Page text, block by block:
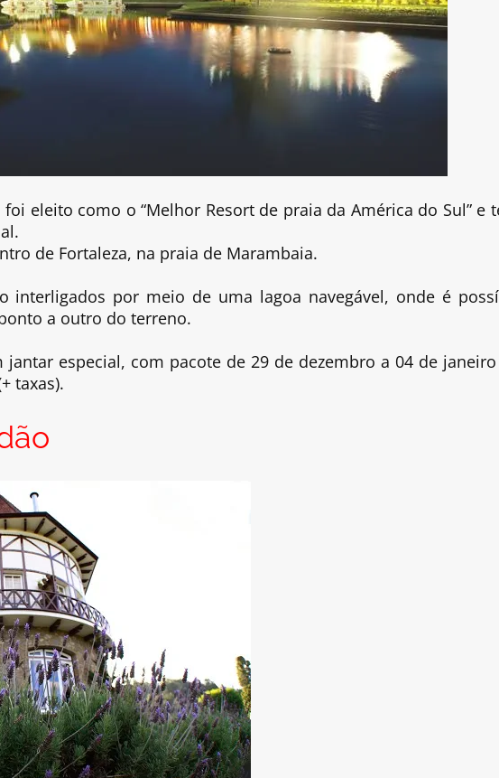
eleito como o “Melhor Resort de praia da América do Sul” e
de Fortaleza, na praia de Marambaia.
interligados por meio de uma lagoa navegável, onde é
a outro do terreno.
jantar especial, com pacote de 29 de dezembro a 04 de
taxas).